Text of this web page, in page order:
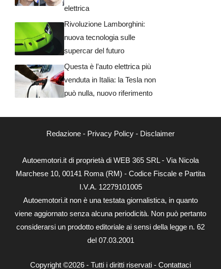
elettrica
Rivoluzione Lamborghini:
nuova tecnologia sulle
supercar del futuro
Questa è l’auto elettrica più
venduta in Italia: la Tesla non
può nulla, nuovo riferimento
Redazione - Privacy Policy - Disclaimer
Autoemotori.it di proprietà di WEB 365 SRL - Via Nicola
Marchese 10, 00141 Roma (RM) - Codice Fiscale e Partita
I.V.A. 12279101005
Autoemotori.it non è una testata giornalistica, in quanto
viene aggiornato senza alcuna periodicità. Non può pertanto
considerarsi un prodotto editoriale ai sensi della legge n. 62
del 07.03.2001
Copyright ©2026 - Tutti i diritti riservati - Contattaci